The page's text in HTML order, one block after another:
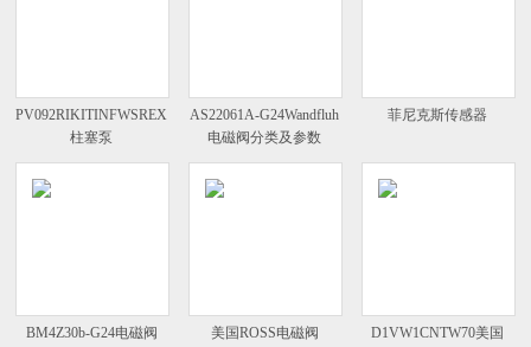
PV092RIKITINFWSREXROTH
柱塞泵
AS22061A-G24Wandfluh
电磁阀分类及参数
菲尼克斯传感器
BM4Z30b-G24电磁阀
美国ROSS电磁阀
D1VW1CNTW70美国